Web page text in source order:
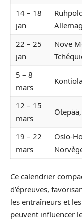
14 – 18
jan
22 – 25
jan
Nove
5 – 8
mars
12 – 15
mars
19 – 22
mars
Oslo-
Ce calendrier
d’épreuves,
les entraîneurs et
peuvent influencer